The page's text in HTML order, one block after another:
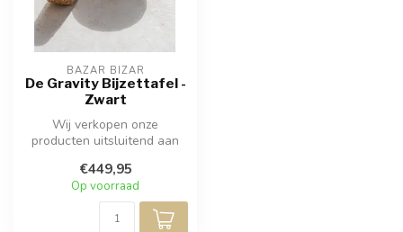
BAZAR BIZAR
De Gravity Bijzettafel -
Zwart
Wij verkopen onze
producten uitsluitend aan
van onze (...
€449,95
Op voorraad